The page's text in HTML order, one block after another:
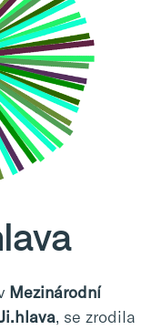
Mezinárodní
, se zrodila